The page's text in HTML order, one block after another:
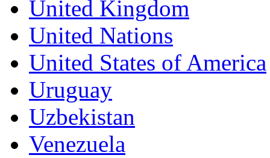
United Kingdom
United Nations
United States of America
Uruguay
Uzbekistan
Venezuela